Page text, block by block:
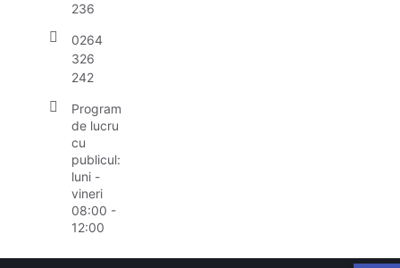
236
0264
326
242
Program
de lucru
cu
publicul:
luni -
vineri
08:00 -
12:00